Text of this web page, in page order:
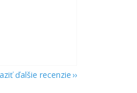
ďalšie recenzie